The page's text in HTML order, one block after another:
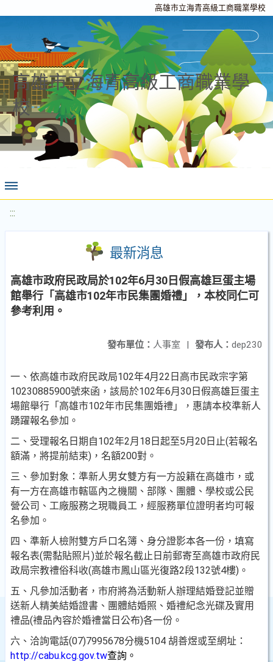
高雄市立海青高級工商職業學校
高雄市立海青高級工商職業學
校
:::
最新消息
高雄市政府民政局於102年6月30日假高雄巨蛋主場
館舉行「高雄市102年市民集團婚禮」，本校同仁可
參考利用。
發布人： dep230
發布單位： 人事室 |
一、依高雄市政府民政局102年4月22日高市民政宗字第
10230885900號來函，該局於102年6月30日假高雄巨蛋主
場館舉行「高雄市102年市民集團婚禮」，惠請本校準新人
踴躍報名參加。
二、受理報名日期自102年2月18日起至5月20日止(若報名
額滿，將提前結束)，名額200對。
三、參加對象：準新人男女雙方有一方設籍在高雄市，或
有一方在高雄市轄區內之機關、部隊、團體、學校或公民
營公司、工廠服務之現職員工，經服務單位證明者均可報
名參加。
四、準新人檢附雙方戶口名簿、身分證影本各一份，填寫
報名表(需黏貼照片)並於報名截止日前郵寄至高雄市政府民
政局宗教禮俗科收(高雄市鳳山區光復路2段132號4樓)。
五、凡參加活動者，市府將為活動新人辦理結婚登記並贈
送新人精美結婚證書、團體結婚照、婚禮紀念光碟及實用
禮品(禮品內容於婚禮當日公布)各一份。
六、洽詢電話(07)7995678分機5104 胡善煜或至網址：
http://cabu.kcg.gov.tw查詢。